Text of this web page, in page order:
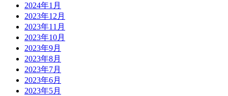
2024年1月
2023年12月
2023年11月
2023年10月
2023年9月
2023年8月
2023年7月
2023年6月
2023年5月